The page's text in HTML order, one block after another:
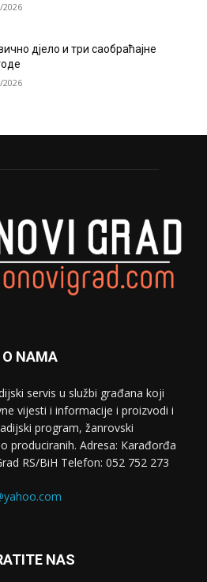
2026
дјело и три саобраћајне
2026
O NAMA
servis u službi građana koji
vijesti i informacije i proizvodi i
program, žanrovski
produciranih. Adresa: Кarađorđa
RS/BiH Telefon: 052 752 273
NAS